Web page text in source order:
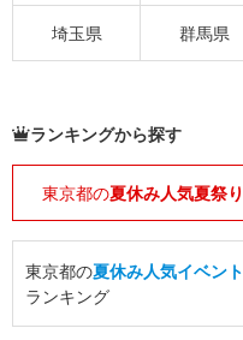
埼玉県 群馬県
ランキングから探す
東京都の夏休み人気夏祭り
東京都の夏休み人気イベント
ランキング